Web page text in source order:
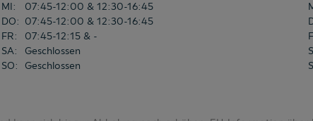
MI:
07:45-12:00 & 12:30-16:45
DO: 07:45-12:00 & 12:30-16:45
FR:
07:45-12:15 & -
SA:
Geschlossen
SO: Geschlossen